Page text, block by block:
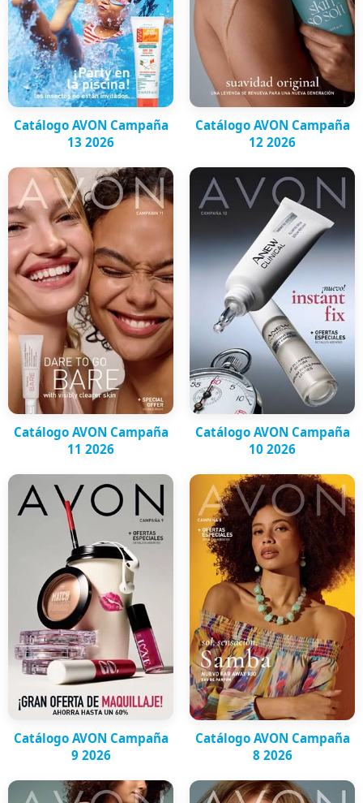
Catálogo AVON Campaña
13 2026
Catálogo AVON Campaña
12 2026
Catálogo AVON Campaña
11 2026
Catálogo AVON Campaña
10 2026
Catálogo AVON Campaña
9 2026
Catálogo AVON Campaña
8 2026